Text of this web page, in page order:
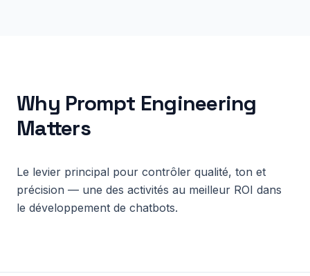
Why Prompt Engineering
Matters
Le levier principal pour contrôler qualité, ton et
précision — une des activités au meilleur ROI dans
le développement de chatbots.